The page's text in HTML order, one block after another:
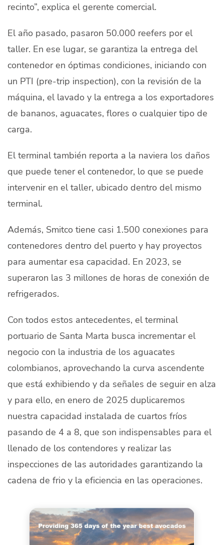
recinto”, explica el gerente comercial.
El año pasado, pasaron 50.000 reefers por el
taller. En ese lugar, se garantiza la entrega del
contenedor en óptimas condiciones, iniciando con
un PTI (pre-trip inspection), con la revisión de la
máquina, el lavado y la entrega a los exportadores
de bananos, aguacates, flores o cualquier tipo de
carga.
El terminal también reporta a la naviera los daños
que puede tener el contenedor, lo que se puede
intervenir en el taller, ubicado dentro del mismo
terminal.
Además, Smitco tiene casi 1.500 conexiones para
contenedores dentro del puerto y hay proyectos
para aumentar esa capacidad. En 2023, se
superaron las 3 millones de horas de conexión de
refrigerados.
Con todos estos antecedentes, el terminal
portuario de Santa Marta busca incrementar el
negocio con la industria de los aguacates
colombianos, aprovechando la curva ascendente
que está exhibiendo y da señales de seguir en alza
y para ello, en enero de 2025 duplicaremos
nuestra capacidad instalada de cuartos fríos
pasando de 4 a 8, que son indispensables para el
llenado de los contendores y realizar las
inspecciones de las autoridades garantizando la
cadena de frio y la eficiencia en las operaciones.